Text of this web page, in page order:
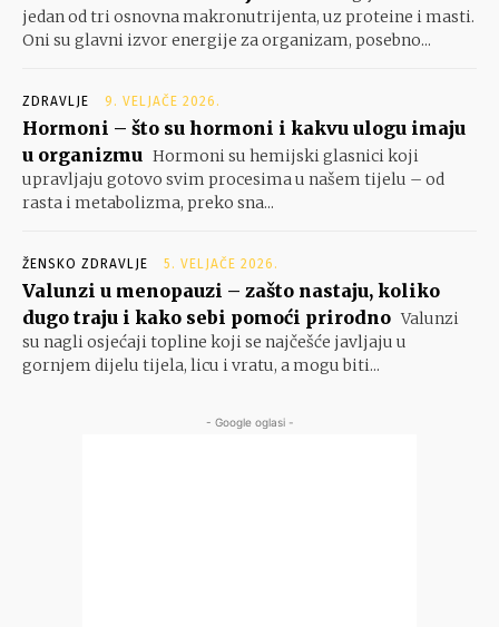
jedan od tri osnovna makronutrijenta, uz proteine i masti.
Oni su glavni izvor energije za organizam, posebno...
ZDRAVLJE 9. VELJAČE 2026.
Hormoni – što su hormoni i kakvu ulogu imaju
u organizmu Hormoni su hemijski glasnici koji
upravljaju gotovo svim procesima u našem tijelu – od
rasta i metabolizma, preko sna...
ŽENSKO ZDRAVLJE 5. VELJAČE 2026.
Valunzi u menopauzi – zašto nastaju, koliko
dugo traju i kako sebi pomoći prirodno Valunzi
su nagli osjećaji topline koji se najčešće javljaju u
gornjem dijelu tijela, licu i vratu, a mogu biti...
- Google oglasi -